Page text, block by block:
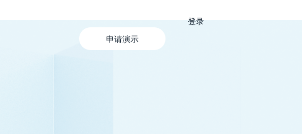
申请演示
登录